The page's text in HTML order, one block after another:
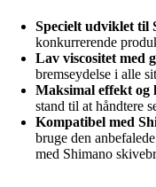
Specielt udviklet til
konkurrerende
Lav viscositet med
bremseydelse i alle
Maksimal effekt og
stand til at håndtere
Kompatibel med
bruge den
med Shimano